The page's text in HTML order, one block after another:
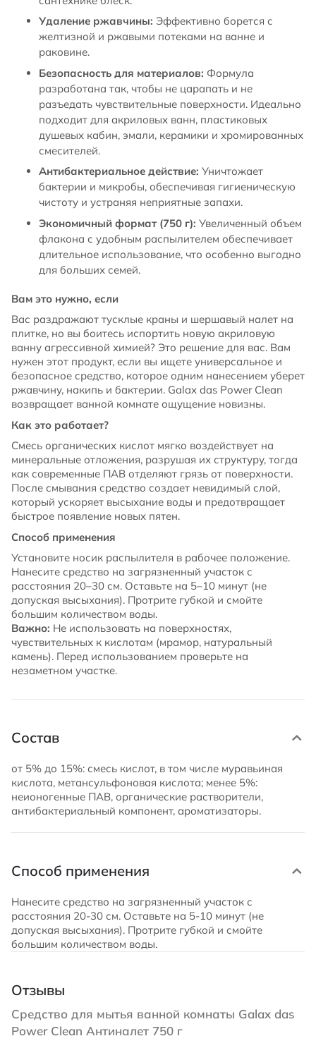
Удаление ржавчины: Эффективно борется с
желтизной и ржавыми потеками на ванне и
раковине.
Безопасность для материалов: Формула
разработана так, чтобы не царапать и не
разъедать чувствительные поверхности. Идеально
подходит для акриловых ванн, пластиковых
душевых кабин, эмали, керамики и хромированных
смесителей.
Антибактериальное действие: Уничтожает
бактерии и микробы, обеспечивая гигиеническую
чистоту и устраняя неприятные запахи.
Экономичный формат (750 г): Увеличенный объем
флакона с удобным распылителем обеспечивает
длительное использование, что особенно выгодно
для больших семей.
Вам это нужно, если
Вас раздражают тусклые краны и шершавый налет на
плитке, но вы боитесь испортить новую акриловую
ванну агрессивной химией? Это решение для вас. Вам
нужен этот продукт, если вы ищете универсальное и
безопасное средство, которое одним нанесением уберет
ржавчину, накипь и бактерии. Galax das Power Clean
возвращает ванной комнате ощущение новизны.
Как это работает?
Смесь органических кислот мягко воздействует на
минеральные отложения, разрушая их структуру, тогда
как современные ПАВ отделяют грязь от поверхности.
После смывания средство создает невидимый слой,
который ускоряет высыхание воды и предотвращает
быстрое появление новых пятен.
Способ применения
Установите носик распылителя в рабочее положение.
Нанесите средство на загрязненный участок с
расстояния 20–30 см. Оставьте на 5–10 минут (не
допуская высыхания). Протрите губкой и смойте
большим количеством воды.
Важно: Не использовать на поверхностях,
чувствительных к кислотам (мрамор, натуральный
камень). Перед использованием проверьте на
незаметном участке.
Состав
от 5% до 15%: смесь кислот, в том числе муравьиная
кислота, метансульфоновая кислота; менее 5%:
неионогенные ПАВ, органические растворители,
антибактериальный компонент, ароматизаторы.
Способ применения
Нанесите средство на загрязненный участок с
расстояния 20-30 см. Оставьте на 5-10 минут (не
допуская высыхания). Протрите губкой и смойте
большим количеством воды.
Отзывы
Средство для мытья ванной комнаты Galax das
Power Clean Антиналет 750 г